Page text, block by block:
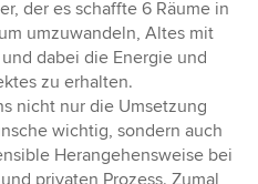
der es schaffte 6 Räume in
umzuwandeln, Altes mit
dabei die Energie und
zu erhalten.
nicht nur die Umsetzung
wichtig, sondern auch
Herangehensweise bei
privaten Prozess. Zumal